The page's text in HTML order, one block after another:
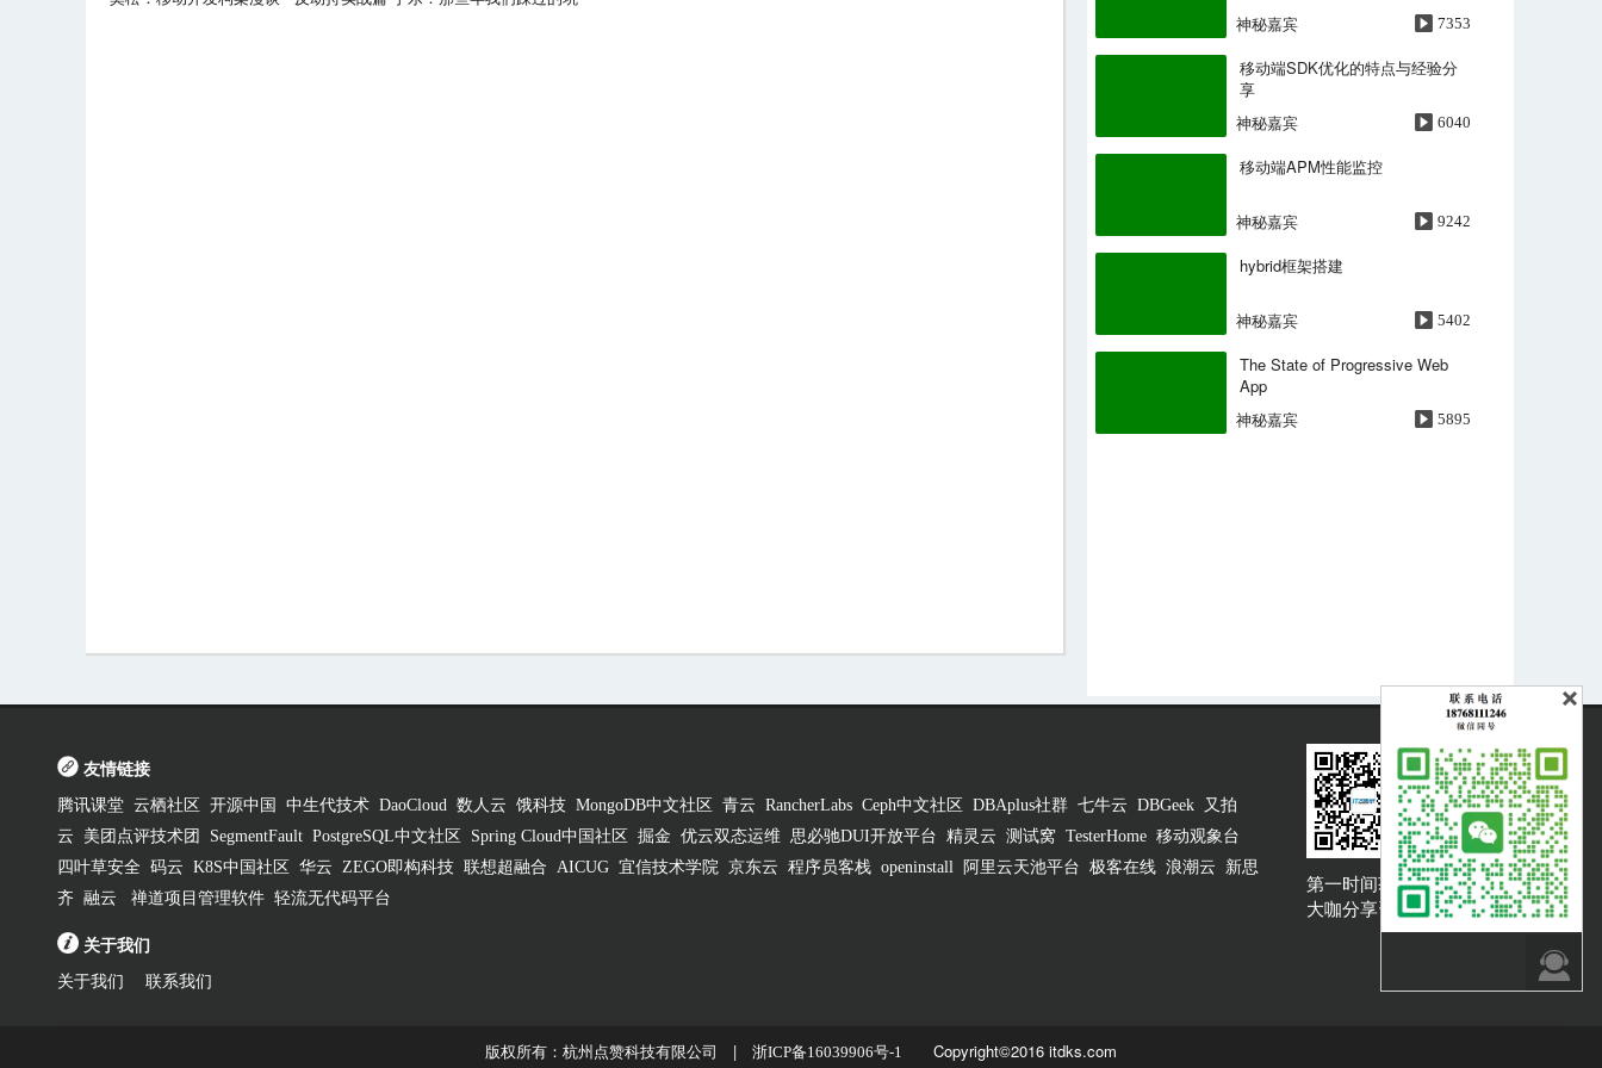

NO.18 UPYUN • 架构与运维大会
谭俊青
4068
NO.19 UPYUN • 架构与运维大会
陈翱翔
NO.20 创新与创业的良性共存
斯日
NO.21 在线教育：技术让知识触
麦凯臻
5096
NO.22 直播技术架构的演进及实
NO.25 DevOps 与持续交付实践
6608
NO.26 直播平台架构与优化实践
柳宗扬 6442
NO.28 拨开大数据“迷雾”，寻找真
实用户丨Open Talk 有米科技专
神秘嘉宾
7353
移动端SDK优化的特点与经验分
享
神秘嘉宾
6040
移动端APM性能监控
神秘嘉宾 9242
hybrid框架搭建
神秘嘉宾 5402
The State of Progressive Web
App
神秘嘉宾
5895
友情链接
腾讯课堂 云栖社区 开源中国 中生代技术 DaoCloud 数人云 饿科技 MongoDB中文社区 青云 RancherLabs Ceph中文社区 DBAplus社群 七牛云 DBGeek
又拍
云
美团点评技术团 SegmentFault PostgreSQL中文社区 Spring Cloud中国社区 掘金 优云双态运维 思必驰DUI开放平台 精灵云 测试窝 TesterHome 移动观象台
四叶草安全 码云 K8S中国社区 华云 ZEGO即构科技 联想超融合 AICUG 宜信技术学院 京东云 程序员客栈 openinstall 阿里云天池平台 极客在线 浪潮云
新思
齐 融云 禅道项目管理软件 轻流无代码平台
关于我们
关于我们 联系我们
第一时间获取
大咖分享资讯
大咖说吐槽客服
版权所有：杭州点赞科技有限公司 | 浙ICP备16039906号-1 Copyright©2016 itdks.com